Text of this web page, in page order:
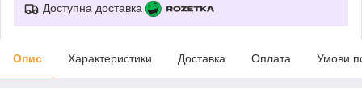
Доступна доставка
Опис Характеристики Доставка Оплата Умови